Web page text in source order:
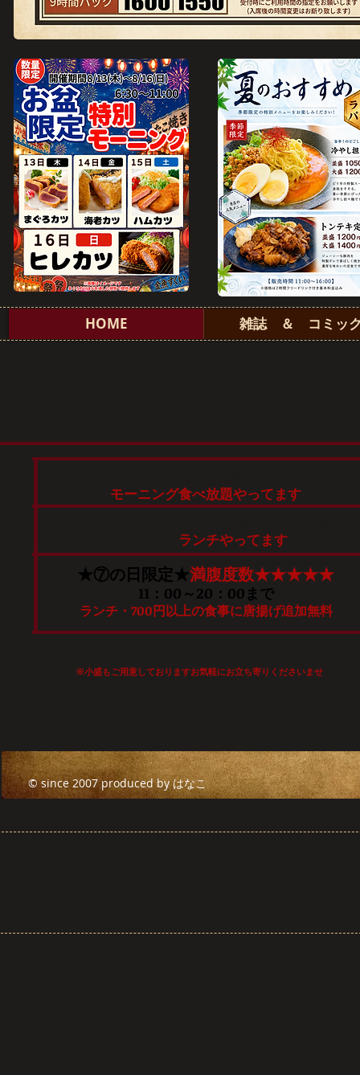
HOME 雑誌 ＆ コミッ
モーニング食べ放題やってます
ランチやってます
★⑦の日限定★満腹度数★★★★★
11：00～20：00まで
ランチ・700円以上の食事に唐揚げ追加無料
※小盛もご用意しております​お気軽にお立ち寄りくださいませ
© since 2007 produced by はなこ